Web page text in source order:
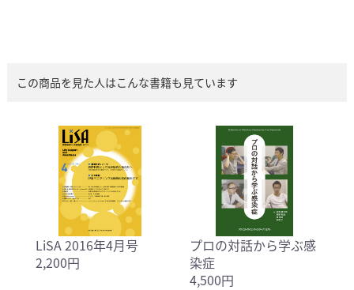
この商品を見た人はこんな書籍も見ています
LiSA 2016年4月号
2,200円
プロの対話から学ぶ感
染症
4,500円